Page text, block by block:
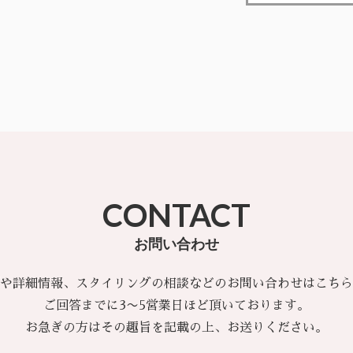
CONTACT
お問い合わせ
詳細情報、スタイリングの相談などのお問い合わせはこちら
ご回答までに3〜5営業日ほど頂いております。
お急ぎの方はその趣旨を記載の上、お送りください。